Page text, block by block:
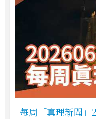
每周「真理新聞」